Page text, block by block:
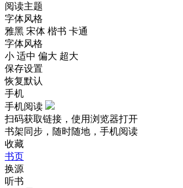
阅读主题
字体风格
雅黑 宋体 楷书 卡通
字体风格
小 适中 偏大 超大
保存设置
恢复默认
手机
手机阅读
扫码获取链接，使用浏览器打开
书架同步，随时随地，手机阅读
收藏
书页
换源
听书